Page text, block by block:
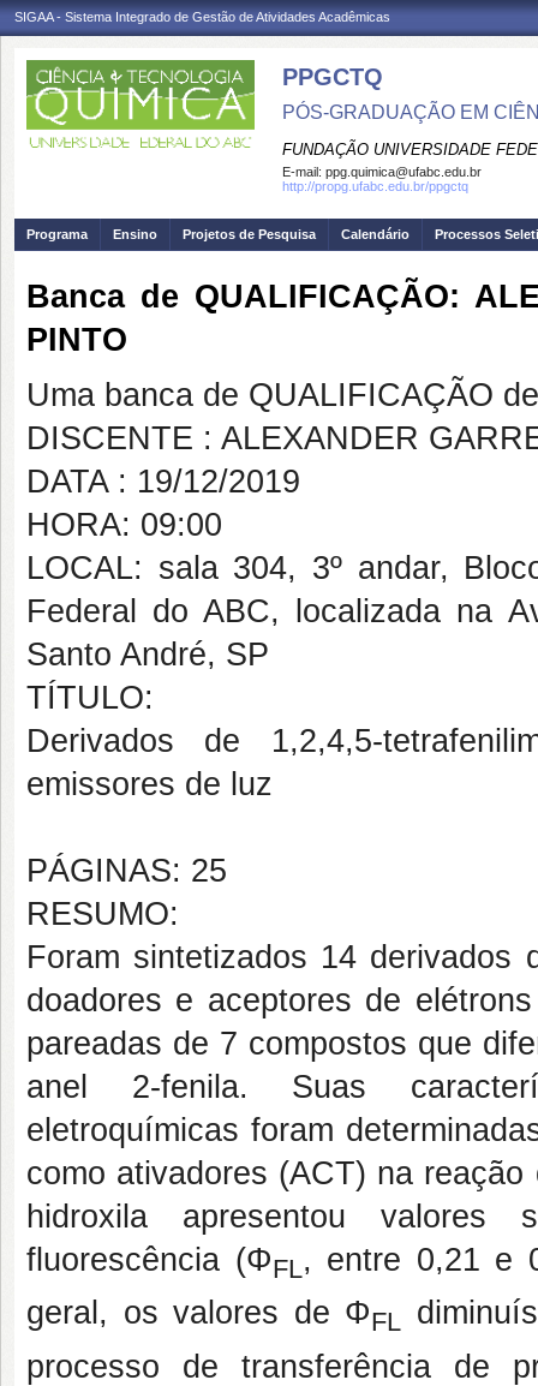
SIGAA - Sistema Integrado de Gestão de Atividades Acadêmicas
PPGCTQ
PÓS-GRADUAÇÃO EM
FUNDAÇÃO UNIVERSIDADE
E-mail: ppg.quimica@ufabc.edu.br
http://propg.ufabc.edu.br/ppgctq
Programa Ensino Projetos de Pesquisa Calendário Processos
Banca de QUALIFICAÇÃO:
PINTO
Uma banca de QUALIFICAÇÃO
DISCENTE : ALEXANDER
DATA : 19/12/2019
HORA: 09:00
LOCAL: sala 304, 3º andar,
Federal do ABC, localizada na
Santo André, SP
TÍTULO:
Derivados de 1,2,4,5-
emissores de luz
PÁGINAS: 25
RESUMO:
Foram sintetizados 14 derivados
doadores e aceptores de
pareadas de 7 compostos que
anel 2-fenila. Suas
eletroquímicas foram
como ativadores (ACT) na
hidroxila apresentou valores
fluorescência (ΦFL, entre 0,21 e
geral, os valores de ΦFL
processo de transferência de